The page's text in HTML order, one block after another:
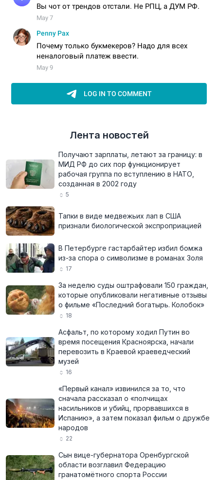
Лента новостей
Получают зарплаты, летают за границу: в
МИД РФ до сих пор функционирует
рабочая группа по вступлению в НАТО,
созданная в 2002 году
5
Тапки в виде медвежьих лап в США
признали биологической экспроприацией
В Петербурге гастарбайтер избил бомжа
из-за спора о символизме в романах Золя
17
За неделю суды оштрафовали 150 граждан,
которые опубликовали негативные отзывы
о фильме «Последний богатырь. Колобок»
18
Асфальт, по которому ходил Путин во
время посещения Красноярска, начали
перевозить в Краевой краеведческий
музей
16
«Первый канал» извинился за то, что
сначала рассказал о «полчищах
насильников и убийц, прорвавшихся в
Испанию», а затем показал фильм о дружбе
народов
22
Сын вице-губернатора Оренбургской
области возглавил Федерацию
гранатомётного спорта России